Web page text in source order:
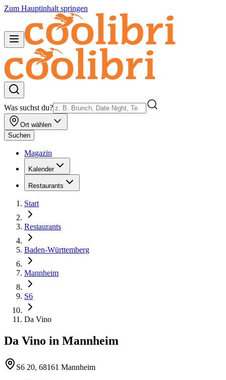
Zum Hauptinhalt springen
Was suchst du?
Ort wählen
Suchen
Magazin
Kalender
Restaurants
Start
Restaurants
Baden-Württemberg
Mannheim
S6
Da Vino
Da Vino in Mannheim
S6 20, 68161 Mannheim